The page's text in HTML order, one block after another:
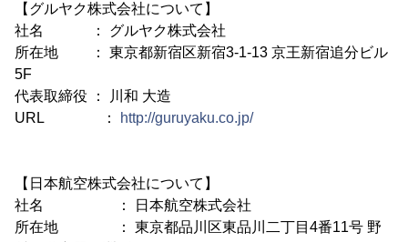
【グルヤク株式会社について】
社名 ： グルヤク株式会社
所在地 ： 東京都新宿区新宿3-1-13 京王新宿追分ビル
5F
代表取締役 ： 川和 大造
URL ：
http://guruyaku.co.jp/
【日本航空株式会社について】
社名 ： 日本航空株式会社
所在地 ： 東京都品川区東品川二丁目4番11号 野